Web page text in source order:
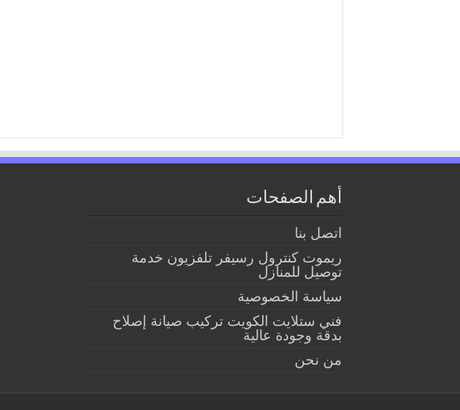
أهم الصفحات
اتصل بنا
ريموت كنترول رسيفر تلفزيون خدمة
توصيل للمنازل
سياسة الخصوصية
فني ستلايت الكويت تركيب صيانة إصلاح
بدقة وجودة عالية
من نحن